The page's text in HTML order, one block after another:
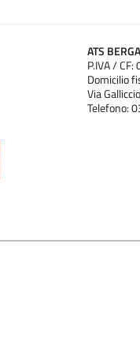
ATS
P.IVA /
Domicilio
Via
Telefono: